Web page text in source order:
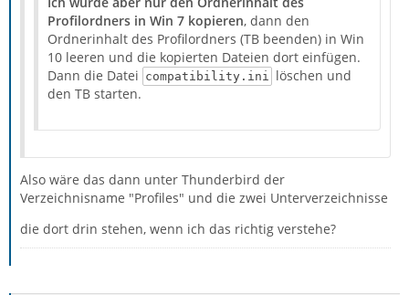
Profilordners in Win 7 kopieren, dann den
Ordnerinhalt des Profilordners (TB beenden) in Win
10 leeren und die kopierten Dateien dort einfügen.
Dann die Datei compatibility.ini löschen und
den TB starten.
Also wäre das dann unter Thunderbird der
Verzeichnisname "Profiles" und die zwei Unterverzeichnisse
die dort drin stehen, wenn ich das richtig verstehe?